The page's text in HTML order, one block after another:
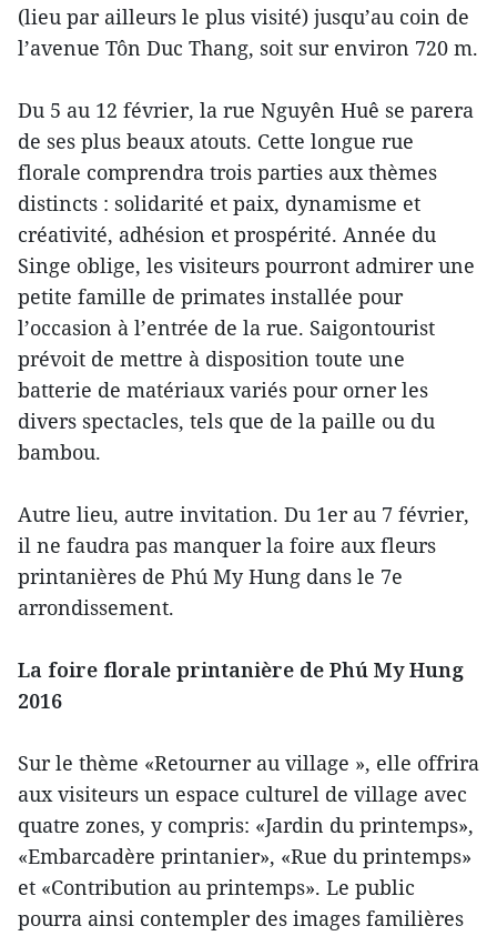
(lieu par ailleurs le plus visité) jusqu’au coin de
l’avenue Tôn Duc Thang, soit sur environ 720 m.
Du 5 au 12 février, la rue Nguyên Huê se parera
de ses plus beaux atouts. Cette longue rue
florale comprendra trois parties aux thèmes
distincts : solidarité et paix, dynamisme et
créativité, adhésion et prospérité. Année du
Singe oblige, les visiteurs pourront admirer une
petite famille de primates installée pour
l’occasion à l’entrée de la rue. Saigontourist
prévoit de mettre à disposition toute une
batterie de matériaux variés pour orner les
divers spectacles, tels que de la paille ou du
bambou.
Autre lieu, autre invitation. Du 1er au 7 février,
il ne faudra pas manquer la foire aux fleurs
printanières de Phú My Hung dans le 7e
arrondissement.
La foire florale printanière de Phú My Hung
2016
Sur le thème «Retourner au village », elle offrira
aux visiteurs un espace culturel de village avec
quatre zones, y compris: «Jardin du printemps»,
«Embarcadère printanier», «Rue du printemps»
et «Contribution au printemps». Le public
pourra ainsi contempler des images familières